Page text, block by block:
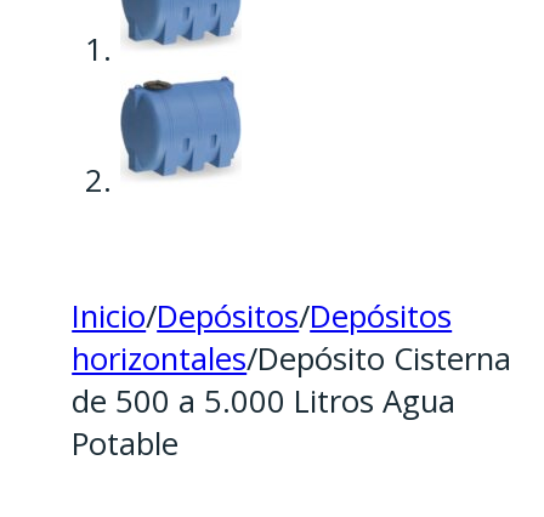
Inicio/Depósitos/Depósitos
horizontales/Depósito Cisterna
de 500 a 5.000 Litros Agua
Potable